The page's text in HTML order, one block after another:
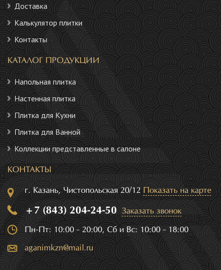
Доставка
Калькулятор плитки
Контакты
КАТАЛОГ ПРОДУКЦИИ
Напольная плитка
Настенная плитка
Плитка для Кухни
Плитка для Ванной
Коллекции представленные в салоне
КОНТАКТЫ
г. Казань, Чистопольская 20/12 Показать на карте
+7 (843) 204-24-50 Заказать звонок
Пн-Пт: 10:00 - 20:00, Сб и Вс: 10:00 - 18:00
aganimkzn@mail.ru